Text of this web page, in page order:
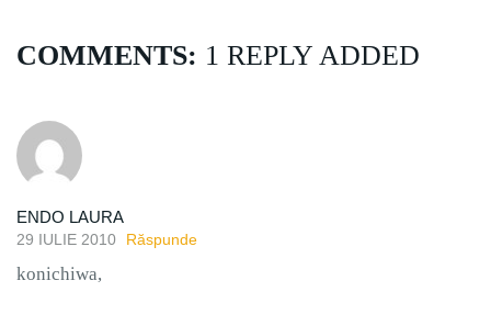
COMMENTS: 1 REPLY ADDED
ENDO LAURA
29 IULIE 2010 Răspunde
konichiwa,